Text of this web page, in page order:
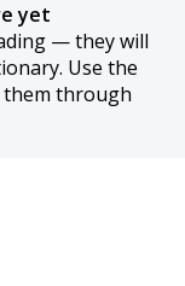
yet
— they will
Use the
them through